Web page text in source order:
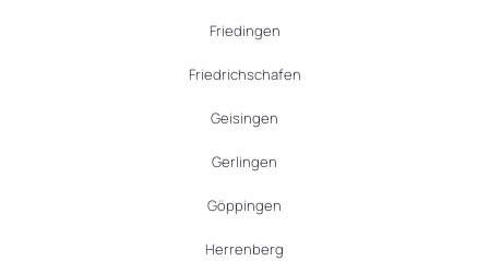
Friedingen
Friedrichschafen
Geisingen
Gerlingen
Göppingen
Herrenberg